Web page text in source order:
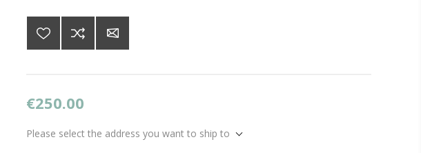
€250.00
Please select the address you want to ship to